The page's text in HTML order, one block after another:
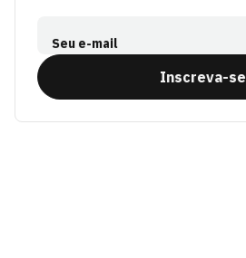
Seu e-mail
Inscreva-se